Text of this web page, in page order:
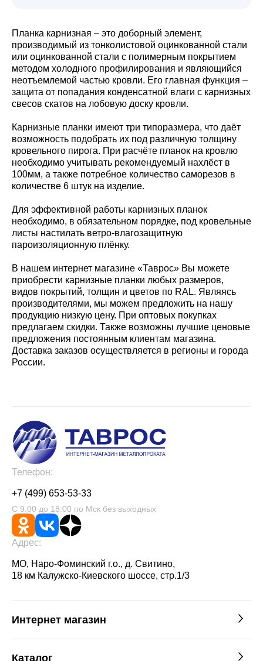
Планка карнизная – это доборный элемент,
производимый из тонколистовой оцинкованной стали
или оцинкованной стали с полимерным покрытием
методом холодного профилирования и являющийся
неотъемлемой частью кровли. Его главная функция –
защита от попадания конденсатной влаги с карнизных
свесов скатов на лобовую доску кровли.
Карнизные планки имеют три типоразмера, что даёт
возможность подобрать их под различную толщину
кровельного пирога. При расчёте планок на кровлю
необходимо учитывать рекомендуемый нахлёст в
100мм, а также потребное количество саморезов в
количестве 6 штук на изделие.
Для эффективной работы карнизных планок
необходимо, в обязательном порядке, под кровельные
листы настилать ветро-влагозащитную
пароизоляционную плёнку.
В нашем интернет магазине «Таврос» Вы можете
приобрести карнизные планки любых размеров,
видов покрытий, толщин и цветов по RAL. Являясь
производителями, мы можем предложить на нашу
продукцию низкую цену. При оптовых покупках
предлагаем скидки. Также возможны лучшие ценовые
предложения постоянным клиентам магазина.
Доставка заказов осуществляется в регионы и города
России.
Телефон:
+7 (499) 653-53-33
С 9:00 до 18:00 по Мск без выходных
Адрес:
МО, Наро-Фоминский г.о., д. Свитино,
18 км Калужско-Киевского шоссе, стр.1/3
Интернет магазин
Каталог